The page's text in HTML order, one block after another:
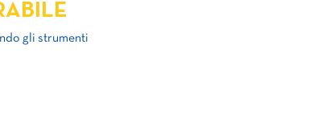
gli strumenti